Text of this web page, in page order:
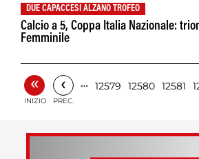
DUE CAPACCESI ALZANO TROFEO
Calcio a 5, Coppa Italia Nazionale:
Femminile
«
INIZIO
‹
PREC.
… 12579 12580 12581